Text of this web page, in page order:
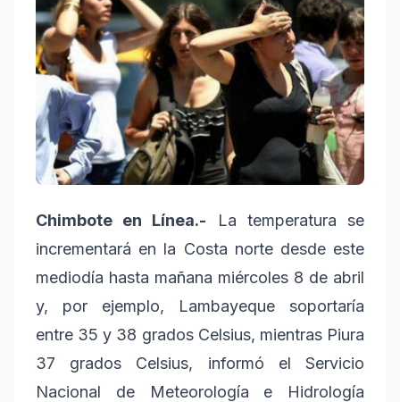
Chimbote en Línea.- La temperatura se
incrementará en la Costa norte desde este
mediodía hasta mañana miércoles 8 de abril
y, por ejemplo, Lambayeque soportaría
entre 35 y 38 grados Celsius, mientras Piura
37 grados Celsius, informó el Servicio
Nacional de Meteorología e Hidrología